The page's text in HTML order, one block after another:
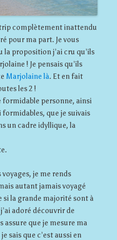
complètement inattendu
pour ma part. Je vous
la proposition j’ai cru qu’ils
! Je pensais qu’ils
Marjolaine là. Et en fait
les 2 !
formidable personne, ainsi
que je suivais
un cadre idyllique, la
je me rends
autant jamais voyagé
la grande majorité sont à
adoré découvrir de
assure que je mesure ma
sais que c’est aussi en